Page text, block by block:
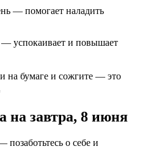
— помогает наладить
успокаивает и повышает
на бумаге и сожгите — это
на завтра, 8 июня
о себе и